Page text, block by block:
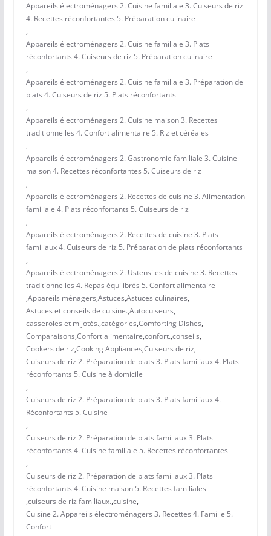
Appareils électroménagers 2. Cuisine familiale 3. Cuiseurs de riz
4. Recettes réconfortantes 5. Préparation culinaire
,
Appareils électroménagers 2. Cuisine familiale 3. Plats
réconfortants 4. Cuiseurs de riz 5. Préparation culinaire
,
Appareils électroménagers 2. Cuisine familiale 3. Préparation de
plats 4. Cuiseurs de riz 5. Plats réconfortants
,
Appareils électroménagers 2. Cuisine maison 3. Recettes
traditionnelles 4. Confort alimentaire 5. Riz et céréales
,
Appareils électroménagers 2. Gastronomie familiale 3. Cuisine
maison 4. Recettes réconfortantes 5. Cuiseurs de riz
,
Appareils électroménagers 2. Recettes de cuisine 3. Alimentation
familiale 4. Plats réconfortants 5. Cuiseurs de riz
,
Appareils électroménagers 2. Recettes de cuisine 3. Plats
familiaux 4. Cuiseurs de riz 5. Préparation de plats réconfortants
,
Appareils électroménagers 2. Ustensiles de cuisine 3. Recettes
traditionnelles 4. Repas équilibrés 5. Confort alimentaire
,Appareils ménagers,Astuces,Astuces culinaires,
Astuces et conseils de cuisine.,Autocuiseurs,
casseroles et mijotés.,catégories,Comforting Dishes,
Comparaisons,Confort alimentaire,confort.,conseils,
Cookers de riz,Cooking Appliances,Cuiseurs de riz,
Cuiseurs de riz 2. Préparation de plats 3. Plats familiaux 4. Plats
réconfortants 5. Cuisine à domicile
,
Cuiseurs de riz 2. Préparation de plats 3. Plats familiaux 4.
Réconfortants 5. Cuisine
,
Cuiseurs de riz 2. Préparation de plats familiaux 3. Plats
réconfortants 4. Cuisine familiale 5. Recettes réconfortantes
,
Cuiseurs de riz 2. Préparation de plats familiaux 3. Plats
réconfortants 4. Cuisine maison 5. Recettes familiales
,cuiseurs de riz familiaux.,cuisine,
Cuisine 2. Appareils électroménagers 3. Recettes 4. Famille 5.
Confort